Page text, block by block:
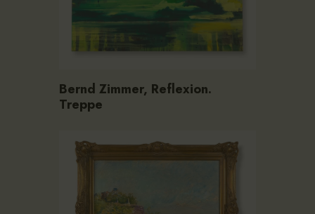
Bernd Zimmer, Reflexion.
Treppe